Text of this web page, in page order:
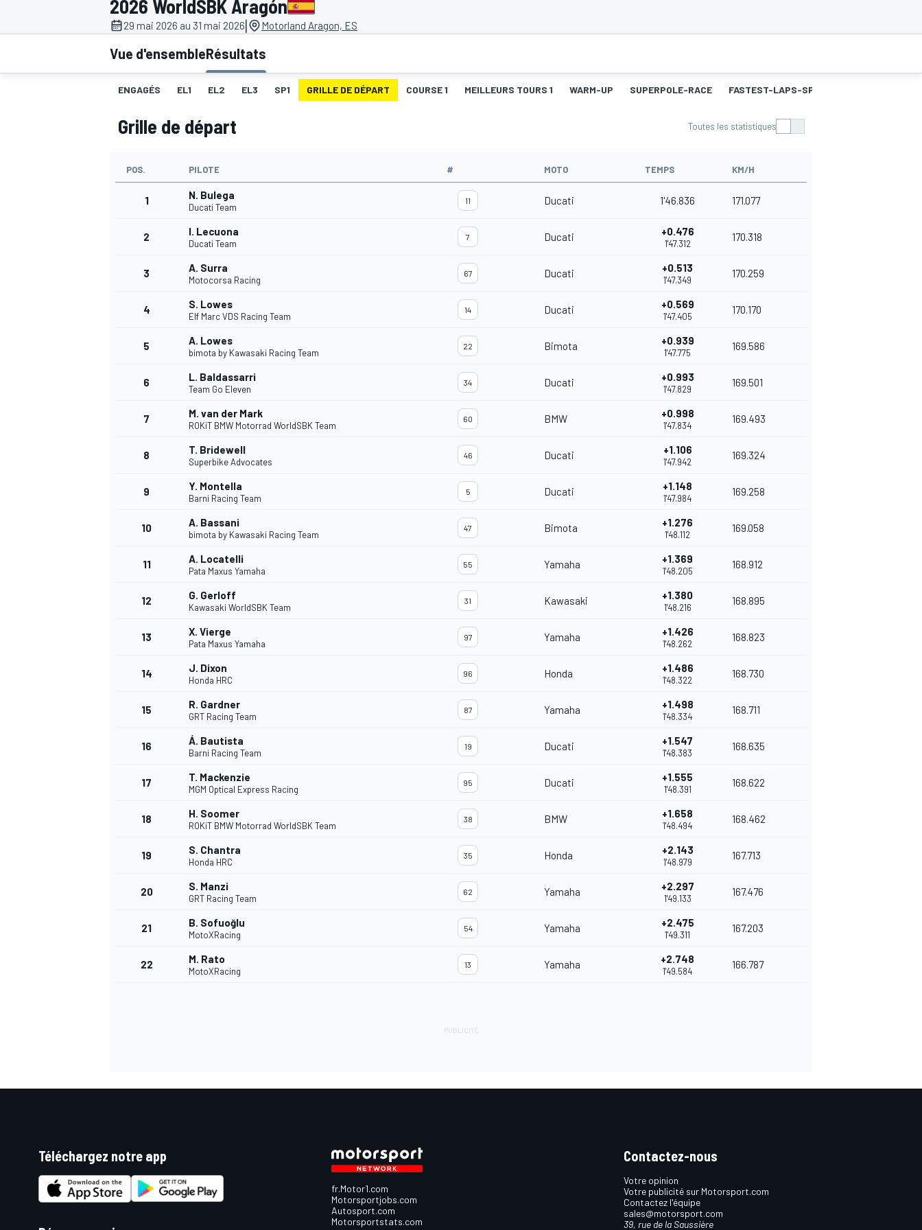
2026 WorldSBK Aragón
29 mai 2026 au 31 mai 2026| Motorland Aragon, ES
Vue d'ensembleRésultats
ENGAGÉS EL1 EL2 EL3 SP1 GRILLE DE DÉPART COURSE 1 MEILLEURS TOURS 1 WARM-UP SUPERPOLE-RACE FASTEST-LAPS-SP
Grille de départ Toutes les statistiques
POS. PILOTE # MOTO TEMPS KM/H
1 N. Bulega
Ducati Team
11 Ducati 1'46.836 171.077
2 I. Lecuona
Ducati Team
7 Ducati +0.476
1'47.312
170.318
3 A. Surra
Motocorsa Racing
67 Ducati +0.513
1'47.349
170.259
4 S. Lowes
Elf Marc VDS Racing Team
14 Ducati +0.569
1'47.405
170.170
5 A. Lowes
bimota by Kawasaki Racing Team
22 Bimota +0.939
1'47.775
169.586
6 L. Baldassarri
Team Go Eleven
34 Ducati +0.993
1'47.829
169.501
7 M. van der Mark
ROKiT BMW Motorrad WorldSBK Team
60 BMW +0.998
1'47.834
169.493
8 T. Bridewell
Superbike Advocates
46 Ducati +1.106
1'47.942
169.324
9 Y. Montella
Barni Racing Team
5 Ducati +1.148
1'47.984
169.258
10 A. Bassani
bimota by Kawasaki Racing Team
47 Bimota +1.276
1'48.112
169.058
11 A. Locatelli
Pata Maxus Yamaha
55 Yamaha +1.369
1'48.205
168.912
12 G. Gerloff
Kawasaki WorldSBK Team
31 Kawasaki +1.380
1'48.216
168.895
13 X. Vierge
Pata Maxus Yamaha
97 Yamaha +1.426
1'48.262
168.823
14 J. Dixon
Honda HRC
96 Honda +1.486
1'48.322
168.730
15 R. Gardner
GRT Racing Team
87 Yamaha +1.498
1'48.334
168.711
16 Á. Bautista
Barni Racing Team
19 Ducati +1.547
1'48.383
168.635
17 T. Mackenzie
MGM Optical Express Racing
95 Ducati +1.555
1'48.391
168.622
18 H. Soomer
ROKiT BMW Motorrad WorldSBK Team
38 BMW +1.658
1'48.494
168.462
19 S. Chantra
Honda HRC
35 Honda +2.143
1'48.979
167.713
20 S. Manzi
GRT Racing Team
62 Yamaha +2.297
1'49.133
167.476
21 B. Sofuoğlu
MotoXRacing
54 Yamaha +2.475
1'49.311
167.203
22 M. Rato
MotoXRacing
13 Yamaha +2.748
1'49.584
166.787
Téléchargez notre app
fr.Motor1.com
Motorsportjobs.com
Autosport.com
Motorsportstats.com
Contactez-nous
Votre opinion
Votre publicité sur Motorsport.com
Contactez l'équipe
sales@motorsport.com
39, rue de la Saussière